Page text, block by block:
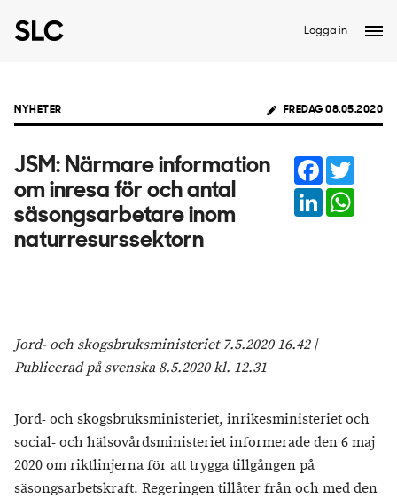
Logga in
NYHETER FREDAG 08.05.2020
JSM: Närmare information
om inresa för och antal
säsongsarbetare inom
naturresurssektorn
Facebook
LinkedIn
Jord- och skogsbruksministeriet 7.5.2020 16.42 |
Publicerad på svenska 8.5.2020 kl. 12.31
Jord- och skogsbruksministeriet, inrikesministeriet och
social- och hälsovårdsministeriet informerade den 6 maj
2020 om riktlinjerna för att trygga tillgången på
säsongsarbetskraft. Regeringen tillåter från och med den